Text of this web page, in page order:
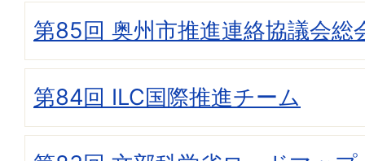
第85回 奥州市推進連絡協議会総
第84回 ILC国際推進チーム